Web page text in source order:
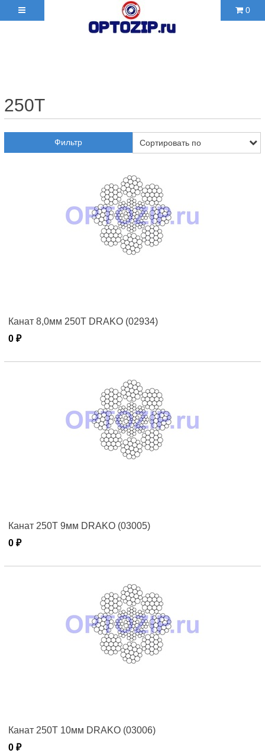
0
250T
Фильтр
Канат 8,0мм 250T DRAKO (02934)
0 ₽
Канат 250T 9мм DRAKO (03005)
0 ₽
Канат 250T 10мм DRAKO (03006)
0 ₽